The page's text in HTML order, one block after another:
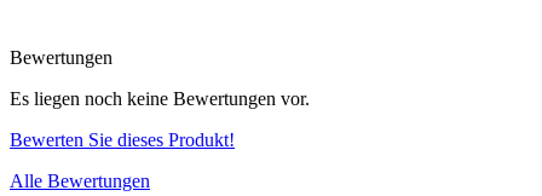
Bewertungen
Es liegen noch keine Bewertungen vor.
Bewerten Sie dieses Produkt!
Alle Bewertungen